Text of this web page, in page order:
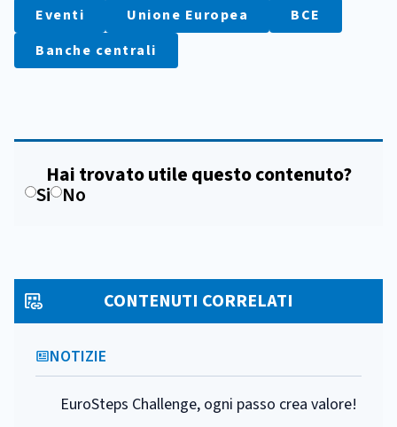
Eventi Unione Europea
BCE
Banche centrali
Hai trovato utile questo contenuto?
Si No
CONTENUTI CORRELATI
NOTIZIE
EuroSteps Challenge, ogni passo crea valore!